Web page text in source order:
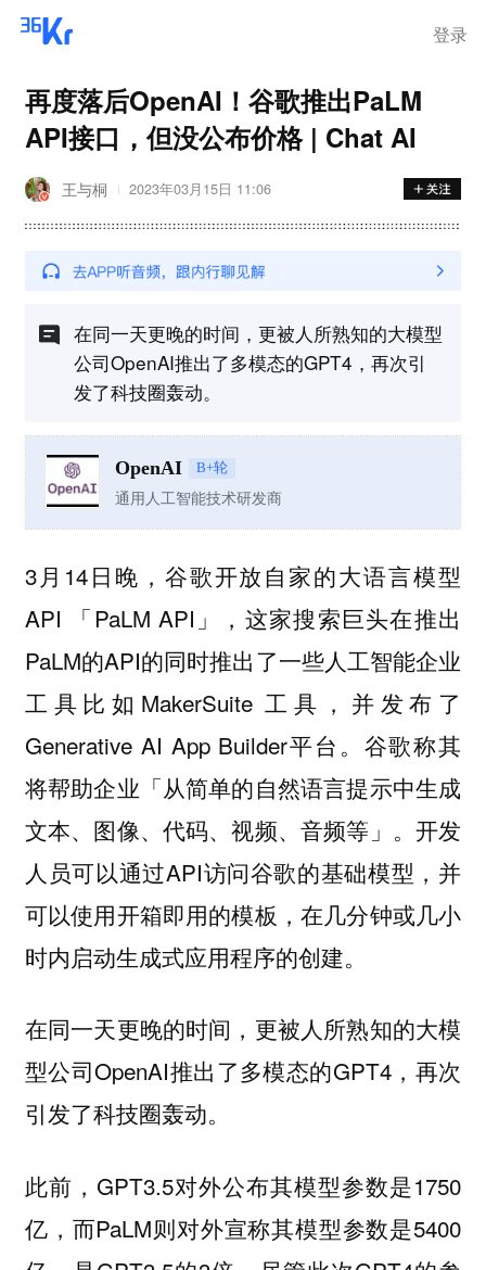
登录
再度落后OpenAI！谷歌推出PaLM
API接口，但没公布价格 | Chat AI
王与桐 2023年03月15日 11:06
在同一天更晚的时间，更被人所熟知的大模型
公司OpenAI推出了多模态的GPT4，再次引
发了科技圈轰动。
OpenAI B+轮
通用人工智能技术研发商
3月14日晚，谷歌开放自家的大语言模型
API 「PaLM API」，这家搜索巨头在推出
PaLM的API的同时推出了一些人工智能企业
工具比如MakerSuite 工具，并发布了
Generative AI App Builder平台。谷歌称其
将帮助企业「从简单的自然语言提示中生成
文本、图像、代码、视频、音频等」。开发
人员可以通过API访问谷歌的基础模型，并
可以使用开箱即用的模板，在几分钟或几小
时内启动生成式应用程序的创建。
在同一天更晚的时间，更被人所熟知的大模
型公司OpenAI推出了多模态的GPT4，再次
引发了科技圈轰动。
此前，GPT3.5对外公布其模型参数是1750
亿，而PaLM则对外宣称其模型参数是5400